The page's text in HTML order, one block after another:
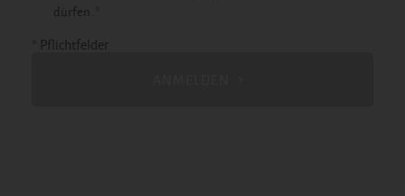
dürfen. *
* Pflichtfelder